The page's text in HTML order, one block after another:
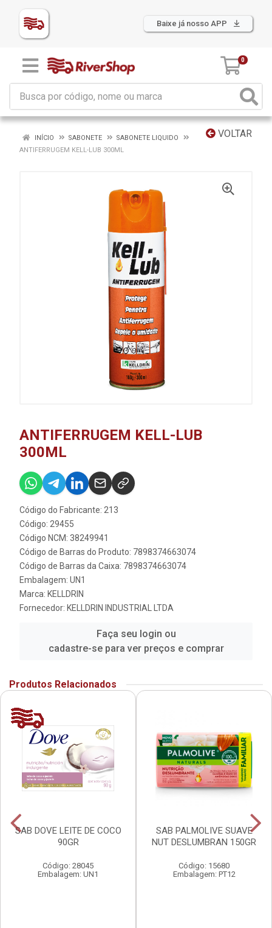
Baixe já nosso APP
0
VOLTAR
INÍCIO SABONETE
SABONETE LIQUIDO
ANTIFERRUGEM KELL-LUB 300ML
ANTIFERRUGEM KELL-LUB
300ML
Código do Fabricante: 213
Código: 29455
Código NCM: 38249941
Código de Barras do Produto: 7898374663074
Código de Barras da Caixa: 7898374663074
Embalagem: UN1
Marca: KELLDRIN
Fornecedor: KELLDRIN INDUSTRIAL LTDA
Faça seu login ou
cadastre-se para ver preços e comprar
Produtos Relacionados
SAB DOVE LEITE DE COCO
90GR
Código: 28045
Embalagem: UN1
SAB PALMOLIVE SUAVE
NUT DESLUMBRAN 150GR
Código: 15680
Embalagem: PT12